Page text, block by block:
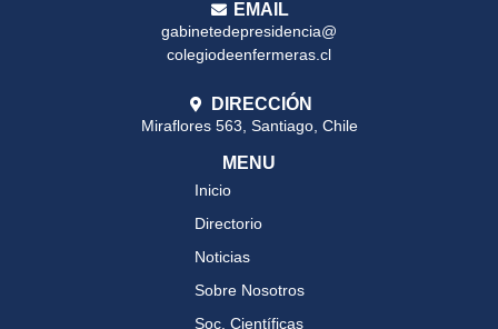
EMAIL
gabinetedepresidencia@
colegiodeenfermeras.cl
DIRECCIÓN
Miraflores 563, Santiago, Chile
MENU
Inicio
Directorio
Noticias
Sobre Nosotros
Soc. Científicas